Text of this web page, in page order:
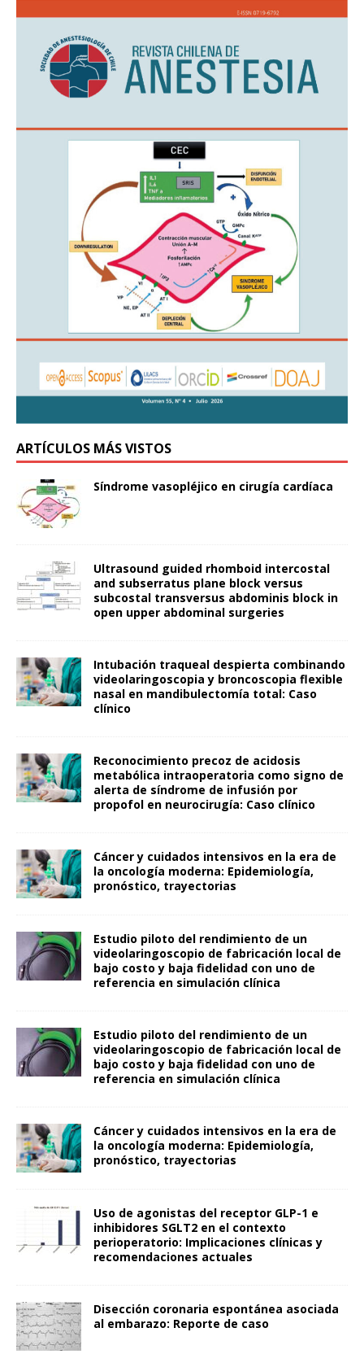
ARTÍCULOS MÁS VISTOS
Síndrome vasopléjico en cirugía cardíaca
Ultrasound guided rhomboid intercostal
and subserratus plane block versus
subcostal transversus abdominis block in
open upper abdominal surgeries
Intubación traqueal despierta combinando
videolaringoscopia y broncoscopia flexible
nasal en mandibulectomía total: Caso
clínico
Reconocimiento precoz de acidosis
metabólica intraoperatoria como signo de
alerta de síndrome de infusión por
propofol en neurocirugía: Caso clínico
Cáncer y cuidados intensivos en la era de
la oncología moderna: Epidemiología,
pronóstico, trayectorias
Estudio piloto del rendimiento de un
videolaringoscopio de fabricación local de
bajo costo y baja fidelidad con uno de
referencia en simulación clínica
Estudio piloto del rendimiento de un
videolaringoscopio de fabricación local de
bajo costo y baja fidelidad con uno de
referencia en simulación clínica
Cáncer y cuidados intensivos en la era de
la oncología moderna: Epidemiología,
pronóstico, trayectorias
Uso de agonistas del receptor GLP-1 e
inhibidores SGLT2 en el contexto
perioperatorio: Implicaciones clínicas y
recomendaciones actuales
Disección coronaria espontánea asociada
al embarazo: Reporte de caso